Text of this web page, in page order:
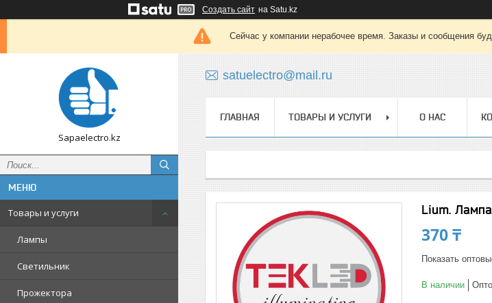
Создать сайт на Satu.kz
Сейчас у компании нерабочее время. Заказы и сообщения
Sapaelectro.kz
Товары и услуги
Лампы
Светильник
Прожектора
satuelectro@mail.ru
ГЛАВНАЯ ТОВАРЫ И УСЛУГИ О НАС
Lium.
370 ₸
Показать
В наличии